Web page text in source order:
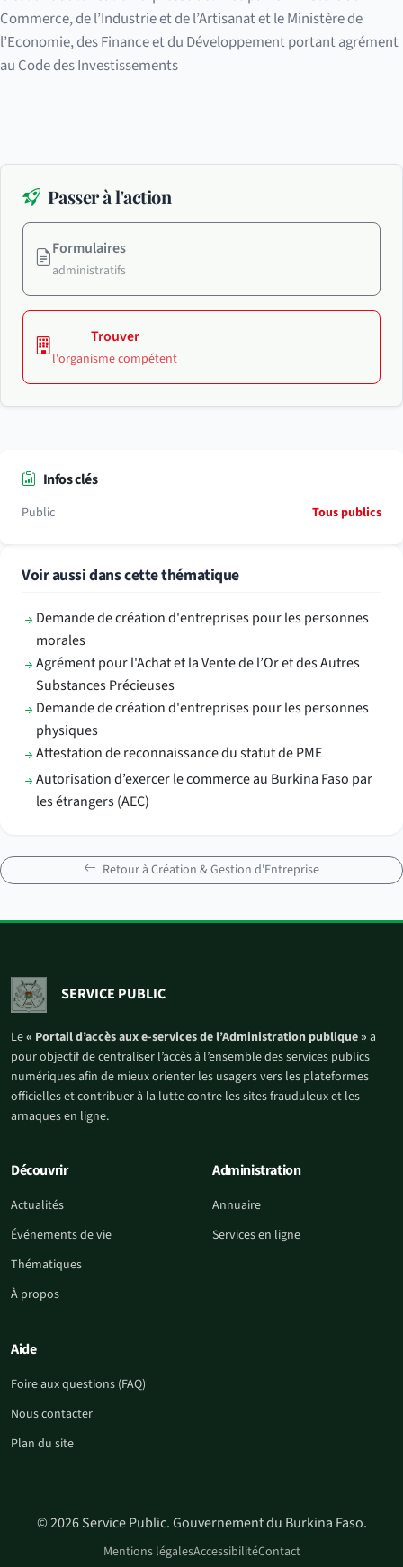
Commerce, de l’Industrie et de l’Artisanat et le Ministère de
l’Economie, des Finance et du Développement portant agrément
au Code des Investissements
Passer à l'action
Formulaires
administratifs
Trouver
l'organisme compétent
Infos clés
Public Tous publics
Voir aussi dans cette thématique
Demande de création d'entreprises pour les personnes
morales
Agrément pour l'Achat et la Vente de l’Or et des Autres
Substances Précieuses
Demande de création d'entreprises pour les personnes
physiques
Attestation de reconnaissance du statut de PME
Autorisation d’exercer le commerce au Burkina Faso par
les étrangers (AEC)
Retour à Création & Gestion d'Entreprise
SERVICE PUBLIC
Le« Portail d’accès aux e-services de l’Administration publique » a
pour objectif de centraliser l’accès à l’ensemble des services publics
numériques afin de mieux orienter les usagers vers les plateformes
officielles et contribuer à la lutte contre les sites frauduleux et les
arnaques en ligne.
Découvrir
Actualités
Événements de vie
Thématiques
À propos
Administration
Annuaire
Services en ligne
Aide
Foire aux questions (FAQ)
Nous contacter
Plan du site
© 2026 Service Public. Gouvernement du Burkina Faso.
Mentions légalesAccessibilitéContact